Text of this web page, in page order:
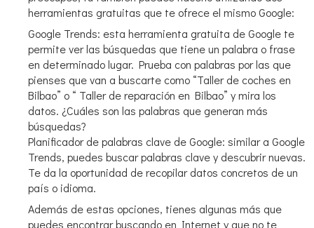
herramientas gratuitas que te ofrece el mismo Google:
Google Trends: esta herramienta gratuita de Google te
permite ver las búsquedas que tiene un palabra o frase
en determinado lugar. Prueba con palabras por las que
pienses que van a buscarte como “Taller de coches en
Bilbao” o “ Taller de reparación en Bilbao” y mira los
datos. ¿Cuáles son las palabras que generan más
búsquedas?
Planificador de palabras clave de Google: similar a Google
Trends, puedes buscar palabras clave y descubrir nuevas.
Te da la oportunidad de recopilar datos concretos de un
país o idioma.
Además de estas opciones, tienes algunas más que
puedes encontrar buscando en Internet y que no te